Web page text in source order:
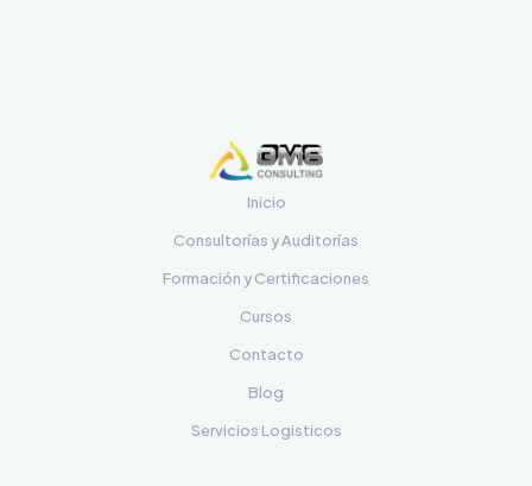
Inicio
Consultorías y Auditorías
Formación y Certificaciones
Cursos
Contacto
Blog
Servicios Logisticos